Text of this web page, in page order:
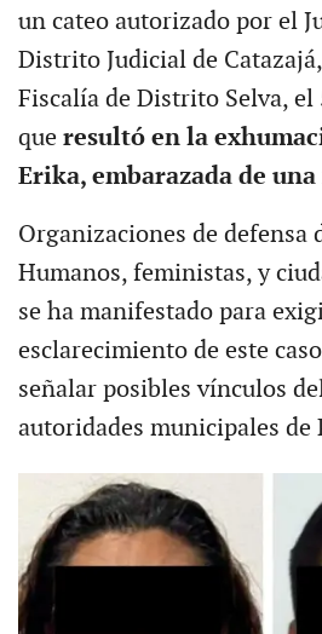
un cateo autorizado por el
Distrito Judicial de
Fiscalía de Distrito Selva, el
que resultó en la
Erika, embarazada de
Organizaciones de defensa
Humanos, feministas, y
se ha manifestado para
esclarecimiento de este
señalar posibles vínculos
autoridades municipales de